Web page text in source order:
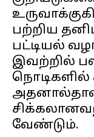
பற்றிய
பட்டியல்
இவற்றில்
நொடிகளில்